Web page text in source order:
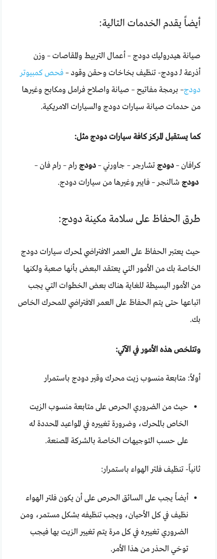
أيضاً يقدم الخدمات التالية:
صيانة هيدروليك دودج – أعمال التربيط والمقاصات – وزن
أذرعة لـ دودج- تنظيف بخاخات وحقن وقود –فحص كمبيوتر
دودج– برمجة مفاتيح – صيانة واصلاح فرامل ومكابح وغيرها
من حدمات صيانة سيارات دودج والسيارات الامريكية.
كما يستقبل المركز كافة سيارات دودج مثل:
كرافان –دودجتشارجر – جاورني –دودجرام – رام فان –
دودج شالنجر – فايبر وغيرها من سيارات دودج.
طرق الحفاظ على سلامة مكينة دودج:
حيث يعتبر الحفاظ على العمر الافتراضي لمحرك سيارات دودج
الخاصة بك من الأمور التي يعتقد البعض بأنها صعبة ولكنها
من الأمور البسيطة للغاية هناك بعض الخطوات التي يجب
اتباعها حتى يتم الحفاظ على العمر الافتراضي للمحرك الخاص
بك.
وتتلخص هذه الأمور في الآتي:
أولاً: متابعة منسوب زيت محرك وقير دودج باستمرار
حيث من الضروري الحرص على متابعة منسوب الزيت
الخاص بالمحرك، وضرورة تغييره في المواعيد المحددة له
على حسب التوجيهات الخاصة بالشركة المصنعة.
ثانياً- تنظيف فلتر الهواء باستمرار:
أيضاً يجب على السائق الحرص على أن يكون فلتر الهواء
نظيف في كل الأحيان، ويجب تنظيفه بشكل مستمر، ومن
الضروري تغييره في كل مرة يتم تغيير الزيت بها فيجب
توخي الحذر من هذا الأمر.